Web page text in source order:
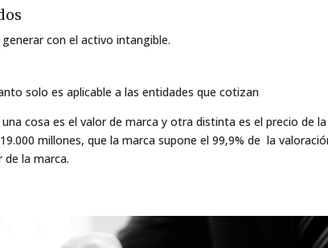
con el activo intangible.
solo es aplicable a las entidades que cotizan
cosa es el valor de marca y otra distinta es el precio de la
millones, que la marca supone el 99,9% de la
de la marca.